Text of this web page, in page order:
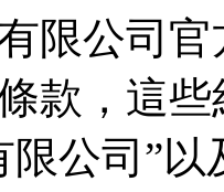
限公司
款，這
公司 ”以